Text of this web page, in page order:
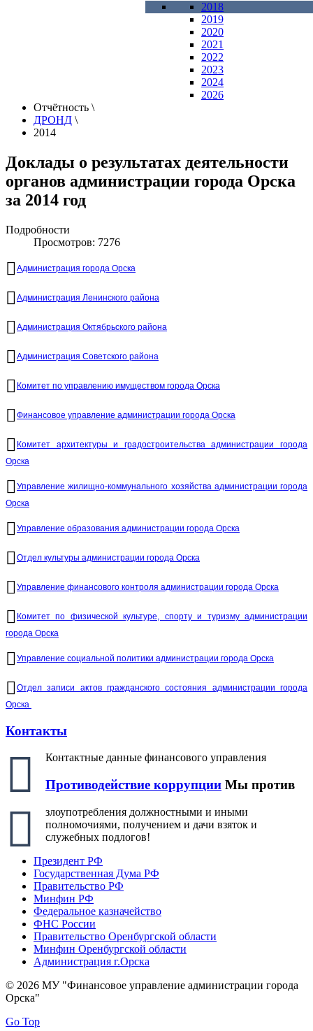
2018
2019
2020
2021
2022
2023
2024
2026
Отчётность \
ДРОНД \
2014
Доклады о результатах деятельности
органов администрации города Орска
за 2014 год
Подробности
Просмотров: 7276
Администрация города Орска
Администрация Ленинского района
Администрация Октябрьского района
Администрация Советского района
Комитет по управлению имуществом города Орска
Финансовое управление администрации города Орска
Комитет архитектуры и градостроительства администрации города
Орска
Управление жилищно-коммунального хозяйства администрации города
Орска
Управление образования администрации города Орска
Отдел культуры администрации города Орска
Управление финансового контроля администрации города Орска
Комитет по физической культуре, спорту и туризму администрации
города Орска
Управление социальной политики администрации города Орска
Отдел записи актов гражданского состояния администрации города
Орска
Контакты
Контактные данные финансового управления
Противодействие коррупции Мы против
злоупотребления должностными и иными
полномочиями, получением и дачи взяток и
служебных подлогов!
Президент РФ
Государственная Дума РФ
Правительство РФ
Минфин РФ
Федеральное казначейство
ФНС России
Правительство Оренбургской области
Минфин Оренбургской области
Администрация г.Орска
© 2026 МУ "Финансовое управление администрации города
Орска"
Go Top